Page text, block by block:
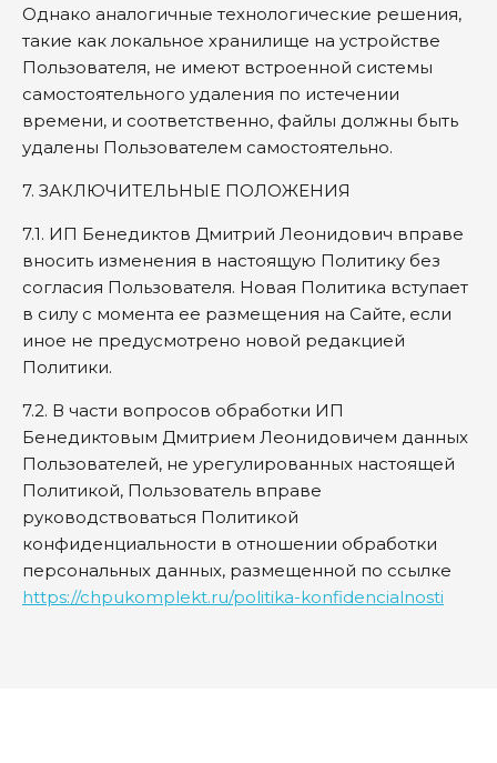
Однако аналогичные технологические решения,
такие как локальное хранилище на устройстве
Пользователя, не имеют встроенной системы
самостоятельного удаления по истечении
времени, и соответственно, файлы должны быть
удалены Пользователем самостоятельно.
7. ЗАКЛЮЧИТЕЛЬНЫЕ ПОЛОЖЕНИЯ
7.1. ИП Бенедиктов Дмитрий Леонидович вправе
вносить изменения в настоящую Политику без
согласия Пользователя. Новая Политика вступает
в силу с момента ее размещения на Сайте, если
иное не предусмотрено новой редакцией
Политики.
7.2. В части вопросов обработки ИП
Бенедиктовым Дмитрием Леонидовичем данных
Пользователей, не урегулированных настоящей
Политикой, Пользователь вправе
руководствоваться Политикой
конфиденциальности в отношении обработки
персональных данных, размещенной по ссылке
https://chpukomplekt.ru/politika-konfidencialnosti